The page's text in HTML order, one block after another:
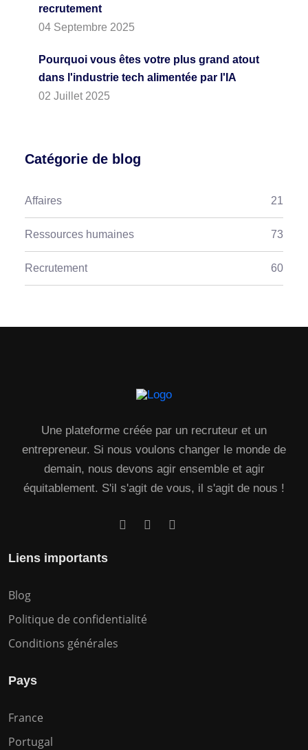
recrutement
04 Septembre 2025
Pourquoi vous êtes votre plus grand atout
dans l'industrie tech alimentée par l'IA
02 Juillet 2025
Catégorie de blog
Affaires 21
Ressources humaines 73
Recrutement 60
Une plateforme créée par un recruteur et un
entrepreneur. Si nous voulons changer le monde de
demain, nous devons agir ensemble et agir
équitablement. S'il s'agit de vous, il s'agit de nous !
Liens importants
Blog
Politique de confidentialité
Conditions générales
Pays
France
Portugal